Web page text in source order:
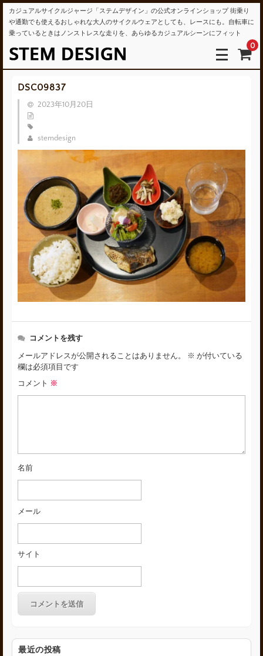
カジュアルサイクルジャージ「ステムデザイン」の公式オンラインショップ 街乗り
や通勤でも使えるおしゃれな大人のサイクルウェアとしても、レースにも。自転車に
乗っているときはノンストレスな走りを、あらゆるカジュアルシーンにフィット
0
DSC09837
2023年10月20日
stemdesign
コメントを残す
メールアドレスが公開されることはありません。 ※ が付いている
欄は必須項目です
コメント ※
名前
メール
サイト
最近の投稿